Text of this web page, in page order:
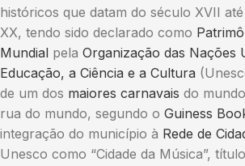
históricos que datam do século XVII
XX, tendo sido declarado como
Mundial pela Organização das Nações
Educação, a Ciência e a Cultura
de um dos maiores carnavais do
rua do mundo, segundo o Guiness
integração do município à Rede de
Unesco como “Cidade da Música”,